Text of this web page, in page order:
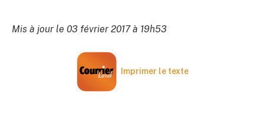
Mis à jour le 03 février 2017 à 19h53
Imprimer le texte